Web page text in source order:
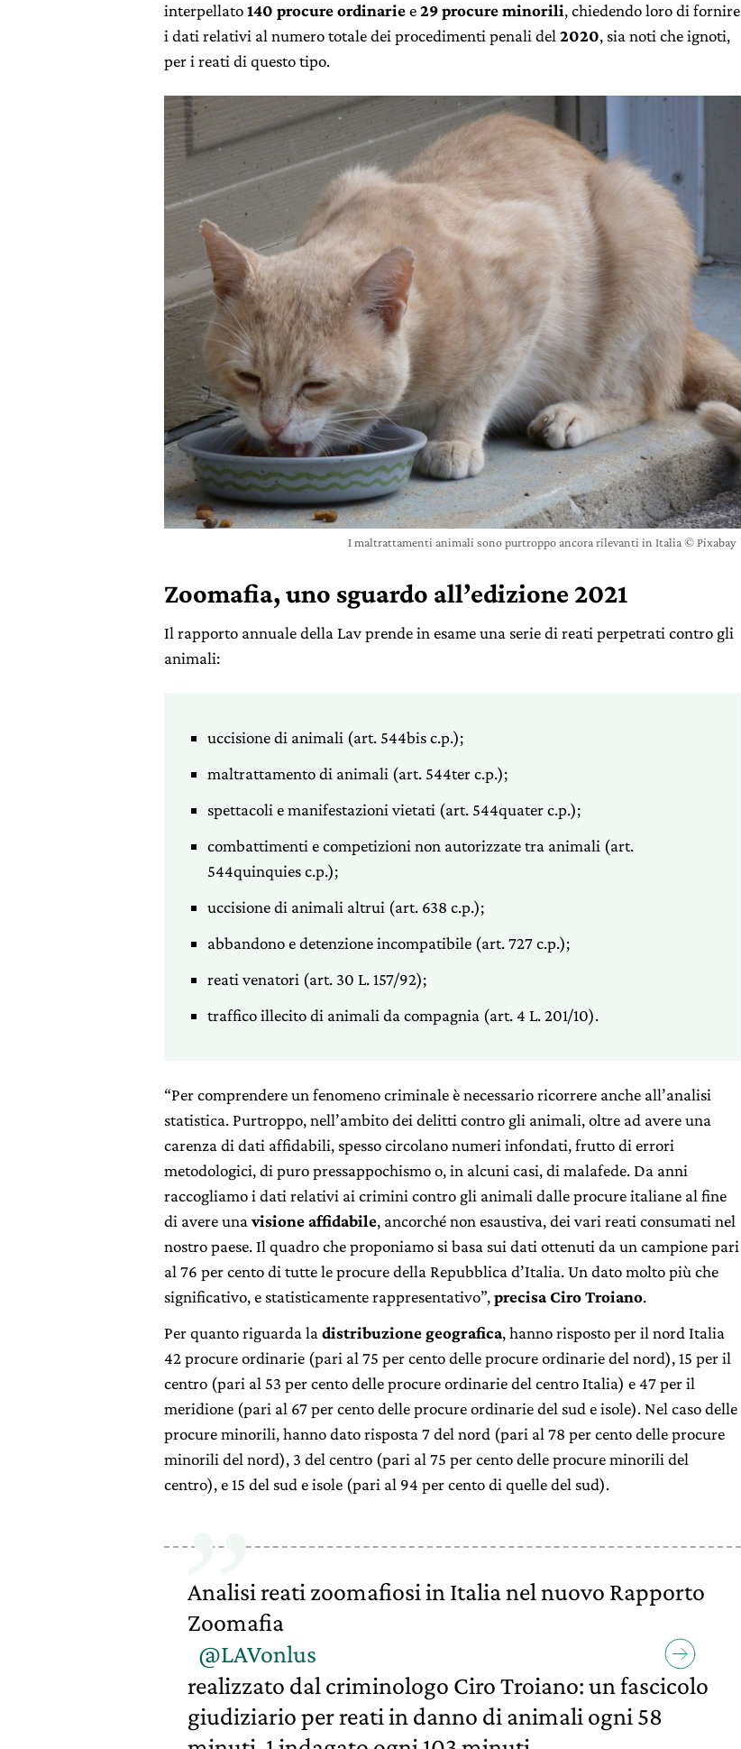
interpellato140 procure ordinariee29 procure minorili, chiedendo loro di fornire
i dati relativi al numero totale dei procedimenti penali del 2020, sia noti che ignoti,
per i reati di questo tipo.
I maltrattamenti animali sono purtroppo ancora rilevanti in Italia © Pixabay
Zoomafia, uno sguardo all’edizione 2021
Il rapporto annuale della Lav prende in esame una serie di reati perpetrati contro gli
animali:
uccisione di animali (art. 544bis c.p.);
maltrattamento di animali (art. 544ter c.p.);
spettacoli e manifestazioni vietati (art. 544quater c.p.);
combattimenti e competizioni non autorizzate tra animali (art.
544quinquies c.p.);
uccisione di animali altrui (art. 638 c.p.);
abbandono e detenzione incompatibile (art. 727 c.p.);
reati venatori (art. 30 L. 157/92);
traffico illecito di animali da compagnia (art. 4 L. 201/10).
“Per comprendere un fenomeno criminale è necessario ricorrere anche all’analisi
statistica. Purtroppo, nell’ambito dei delitti contro gli animali, oltre ad avere una
carenza di dati affidabili, spesso circolano numeri infondati, frutto di errori
metodologici, di puro pressappochismo o, in alcuni casi, di malafede. Da anni
raccogliamo i dati relativi ai crimini contro gli animali dalle procure italiane al fine
di avere una visione affidabile, ancorché non esaustiva, dei vari reati consumati nel
nostro paese. Il quadro che proponiamo si basa sui dati ottenuti da un campione pari
al 76 per cento di tutte le procure della Repubblica d’Italia. Un dato molto più che
significativo, e statisticamente rappresentativo”,precisa Ciro Troiano.
Per quanto riguarda la distribuzione geografica, hanno risposto per il nord Italia
42 procure ordinarie (pari al 75 per cento delle procure ordinarie del nord), 15 per il
centro (pari al 53 per cento delle procure ordinarie del centro Italia) e 47 per il
meridione (pari al 67 per cento delle procure ordinarie del sud e isole). Nel caso delle
procure minorili, hanno dato risposta 7 del nord (pari al 78 per cento delle procure
minorili del nord), 3 del centro (pari al 75 per cento delle procure minorili del
centro), e 15 del sud e isole (pari al 94 per cento di quelle del sud).
Analisi reati zoomafiosi in Italia nel nuovo Rapporto
Zoomafia
@LAVonlus
realizzato dal criminologo Ciro Troiano: un fascicolo
giudiziario per reati in danno di animali ogni 58